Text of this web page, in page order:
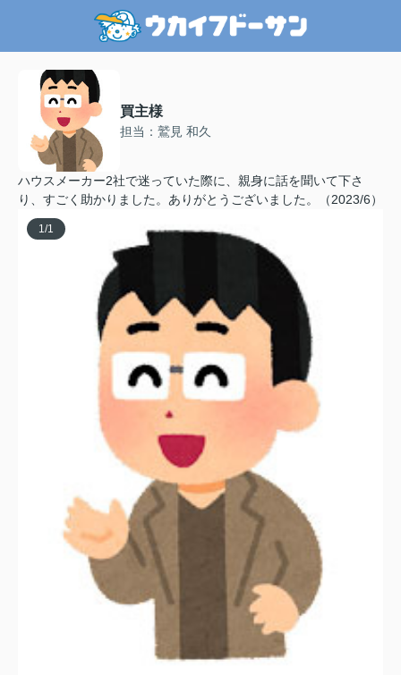
買主様
担当：鷲見 和久
ハウスメーカー2社で迷っていた際に、親身に話を聞いて下さ
り、すごく助かりました。ありがとうございました。（2023/6）
1/1